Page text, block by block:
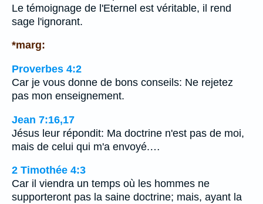
Le témoignage de l'Eternel est véritable, il rend
sage l'ignorant.
*marg:
Proverbes 4:2
Car je vous donne de bons conseils: Ne rejetez
pas mon enseignement.
Jean 7:16,17
Jésus leur répondit: Ma doctrine n'est pas de moi,
mais de celui qui m'a envoyé.…
2 Timothée 4:3
Car il viendra un temps où les hommes ne
supporteront pas la saine doctrine; mais, ayant la